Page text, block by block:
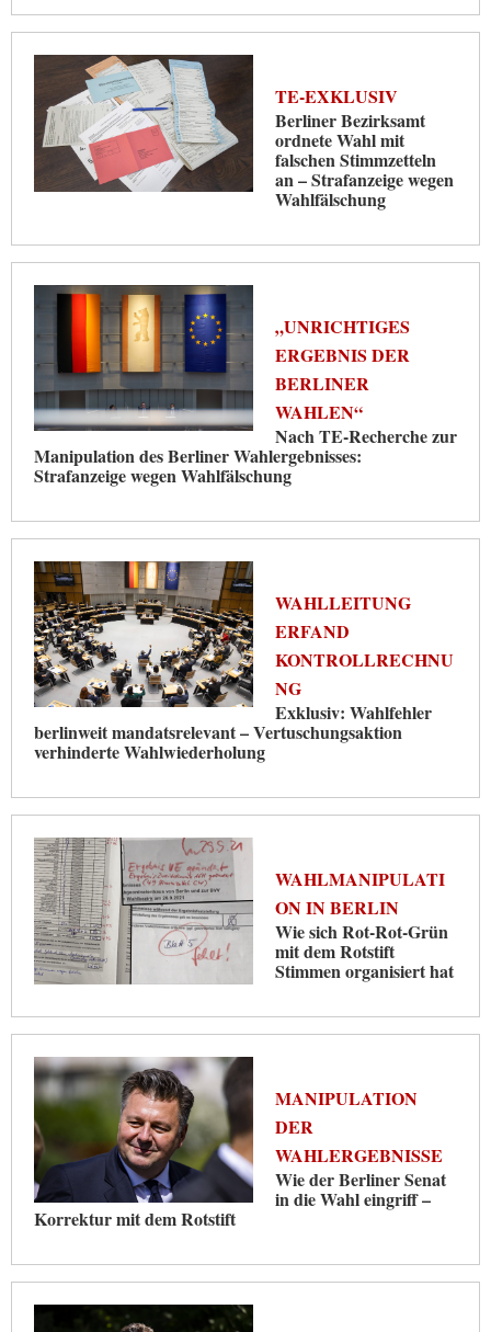
TE-EXKLUSIV
Berliner Bezirksamt
ordnete Wahl mit
falschen Stimmzetteln
an – Strafanzeige wegen
Wahlfälschung
„UNRICHTIGES
ERGEBNIS DER
BERLINER
WAHLEN“
Nach TE-Recherche zur
Manipulation des Berliner Wahlergebnisses:
Strafanzeige wegen Wahlfälschung
WAHLLEITUNG
ERFAND
KONTROLLRECHNU
NG
Exklusiv: Wahlfehler
berlinweit mandatsrelevant – Vertuschungsaktion
verhinderte Wahlwiederholung
WAHLMANIPULATI
ON IN BERLIN
Wie sich Rot-Rot-Grün
mit dem Rotstift
Stimmen organisiert hat
MANIPULATION
DER
WAHLERGEBNISSE
Wie der Berliner Senat
in die Wahl eingriff –
Korrektur mit dem Rotstift